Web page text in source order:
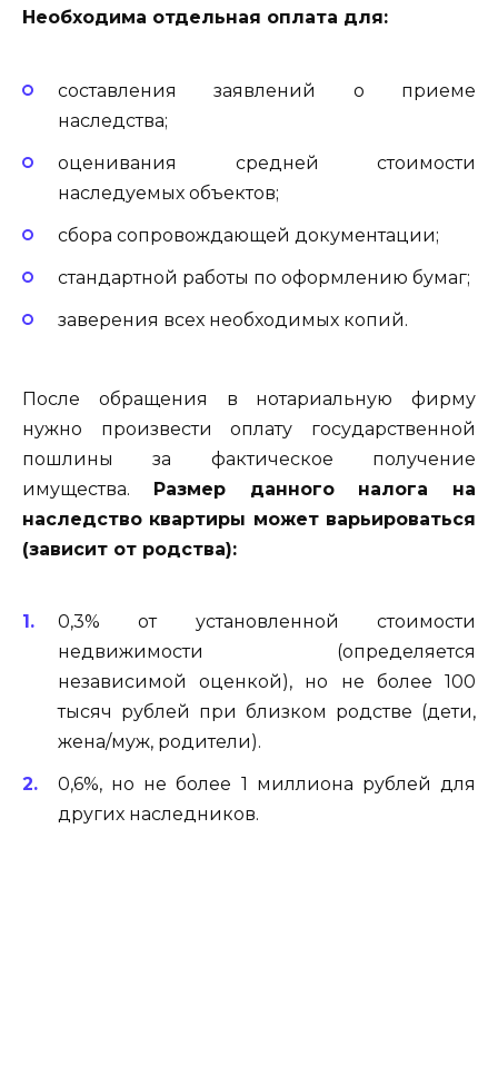
Необходима отдельная оплата для:
составления заявлений о приеме
наследства;
оценивания средней стоимости
наследуемых объектов;
сбора сопровождающей документации;
стандартной работы по оформлению бумаг;
заверения всех необходимых копий.
После обращения в нотариальную фирму
нужно произвести оплату государственной
пошлины за фактическое получение
имущества. Размер данного налога на
наследство квартиры может варьироваться
(зависит от родства):
0,3% от установленной стоимости
недвижимости (определяется
независимой оценкой), но не более 100
тысяч рублей при близком родстве (дети,
жена/муж, родители).
0,6%, но не более 1 миллиона рублей для
других наследников.